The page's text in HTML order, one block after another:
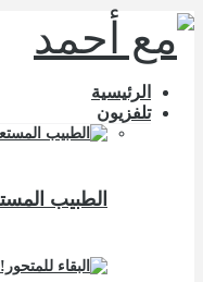
الرئيسية
تلفزيون
الطبيب